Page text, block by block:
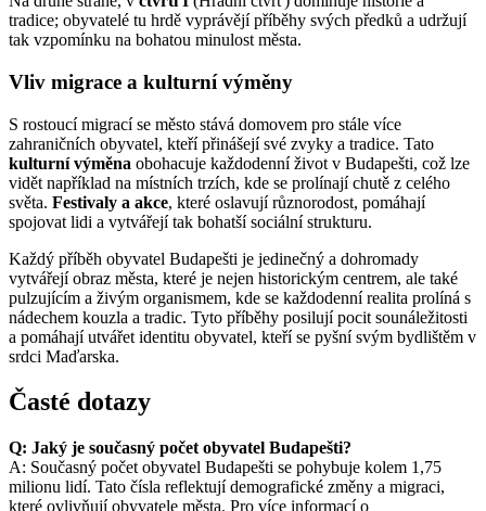
tradice; obyvatelé tu hrdě vyprávějí příběhy svých předků a udržují
tak vzpomínku na bohatou minulost města.
Vliv migrace a kulturní výměny
S rostoucí migrací se město stává domovem pro stále více
zahraničních obyvatel, kteří přinášejí své zvyky a tradice. Tato
kulturní výměna obohacuje každodenní život v Budapešti, což lze
vidět například na místních trzích, kde se prolínají chutě z celého
světa. Festivaly a akce, které oslavují různorodost, pomáhají
spojovat lidi a vytvářejí tak bohatší sociální strukturu.
Každý příběh obyvatel Budapešti je jedinečný a dohromady
vytvářejí obraz města, které je nejen historickým centrem, ale také
pulzujícím a živým organismem, kde se každodenní realita prolíná s
nádechem kouzla a tradic. Tyto příběhy posilují pocit sounáležitosti
a pomáhají utvářet identitu obyvatel, kteří se pyšní svým bydlištěm v
srdci Maďarska.
Časté dotazy
Q: Jaký je současný počet obyvatel Budapešti?
A: Současný počet obyvatel Budapešti se pohybuje kolem 1,75
milionu lidí. Tato čísla reflektují demografické změny a migraci,
které ovlivňují obyvatele města. Pro více informací o